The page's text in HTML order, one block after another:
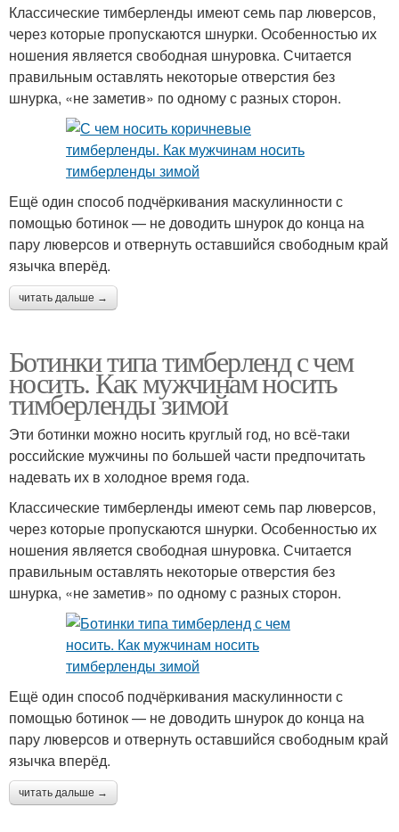
Классические тимберленды имеют семь пар люверсов,
через которые пропускаются шнурки. Особенностью их
ношения является свободная шнуровка. Считается
правильным оставлять некоторые отверстия без
шнурка, «не заметив» по одному с разных сторон.
Ещё один способ подчёркивания маскулинности с
помощью ботинок — не доводить шнурок до конца на
пару люверсов и отвернуть оставшийся свободным край
язычка вперёд.
читать дальше →
Ботинки типа тимберленд с чем
носить. Как мужчинам носить
тимберленды зимой
Эти ботинки можно носить круглый год, но всё-таки
российские мужчины по большей части предпочитать
надевать их в холодное время года.
Классические тимберленды имеют семь пар люверсов,
через которые пропускаются шнурки. Особенностью их
ношения является свободная шнуровка. Считается
правильным оставлять некоторые отверстия без
шнурка, «не заметив» по одному с разных сторон.
Ещё один способ подчёркивания маскулинности с
помощью ботинок — не доводить шнурок до конца на
пару люверсов и отвернуть оставшийся свободным край
язычка вперёд.
читать дальше →